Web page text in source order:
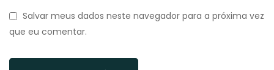
Salvar meus dados neste navegador para a próxima vez
que eu comentar.